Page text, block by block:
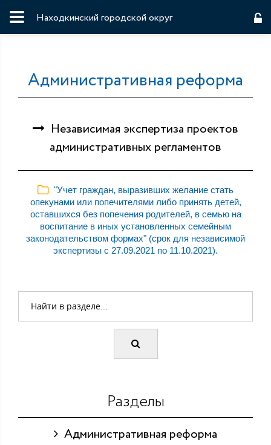
Находкинский городской округ
Административная реформа
Независимая экспертиза проектов
административных регламентов
"Учет граждан, выразивших желание стать
опекунами или попечителями либо принять детей,
оставшихся без попечения родителей, в семью на
воспитание в иных установленных семейным
законодательством формах" (срок для независимой
экспертизы с 27.09.2021 по 11.10.2021).
Разделы
Административная реформа